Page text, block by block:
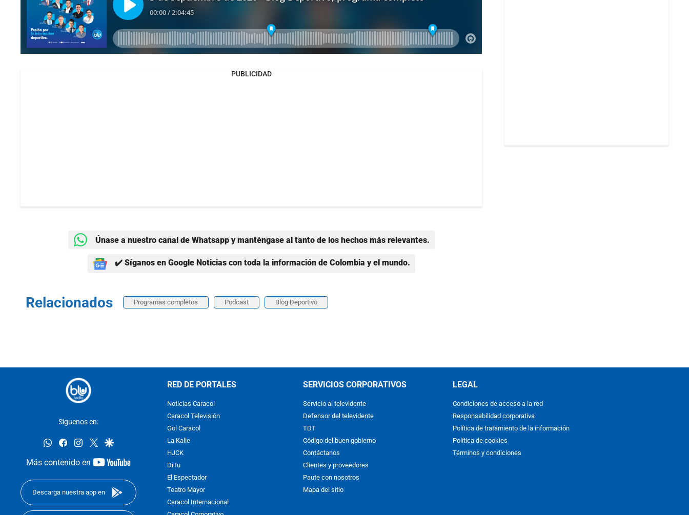
PUBLICIDAD
Únase a nuestro canal de Whatsapp y manténgase al tanto de los hechos más relevantes.
✔️ Síganos en Google Noticias con toda la información de Colombia y el mundo.
Relacionados Programas completos Podcast Blog Deportivo
Síguenos en:
whatsappfacebookinstagram
twittergoogle
Más contenido en
youtube-
Descarga nuestra app en
RED DE PORTALES
Noticias Caracol
Caracol Televisión
Gol Caracol
La Kalle
HJCK
DiTu
El Espectador
Teatro Mayor
Caracol Internacional
SERVICIOS CORPORATIVOS
Servicio al televidente
Defensor del televidente
TDT
Código del buen gobierno
Contáctanos
Clientes y proveedores
Paute con nosotros
Mapa del sitio
LEGAL
Condiciones de acceso a la red
Responsabilidad corporativa
Política de tratamiento de la información
Política de cookies
Términos y condiciones